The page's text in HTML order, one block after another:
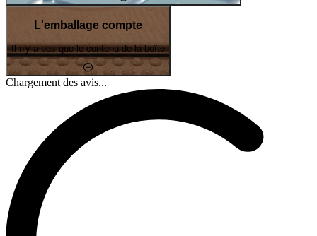
L'emballage compte
Il n'y a pas que le contenu de la boîte
Chargement des avis...